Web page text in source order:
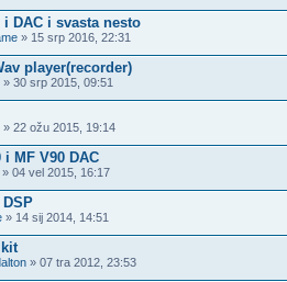
DAC i svasta nesto
» 15 srp 2016, 22:31
player(recorder)
» 30 srp 2015, 09:51
» 22 ožu 2015, 19:14
i MF V90 DAC
» 04 vel 2015, 16:17
» 14 sij 2014, 14:51
kit
» 07 tra 2012, 23:53